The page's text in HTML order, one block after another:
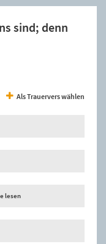
sind; denn
Als Trauervers wählen
lesen